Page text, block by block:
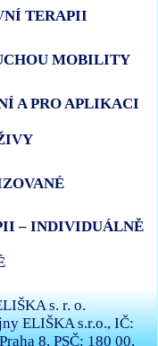
TERAPII
MOBILITY
A PRO APLIKACI
– INDIVIDUÁLNĚ
s. r. o.
ELIŠKA s.r.o., IČ:
8, PSČ: 180 00,